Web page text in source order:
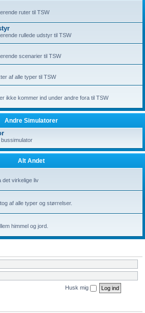
ruter til TSW
rullede udstyr til TSW
scenarier til TSW
af alle typer til TSW
ikke kommer ind under andre fora til TSW
Andre Simulatorer
Alt Andet
det virkelige liv
af alle typer og størrelser.
himmel og jord.
Husk mig